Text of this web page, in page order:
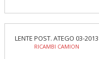
LENTE POST. ATEGO 03-2013
RICAMBI CAMION